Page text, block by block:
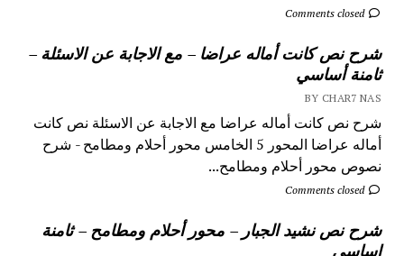
Comments closed
شرح نص كانت أماله عراضا – مع الاجابة عن الاسئلة –
ثامنة أساسي
BY CHAR7 NAS
شرح نص كانت أماله عراضا مع الاجابة عن الاسئلة نص كانت
أماله عراضا المحور 5 الخامس محور أحلام ومطامح - شرح
نصوص محور أحلام ومطامح...
Comments closed
شرح نص نشيد الجبار – محور أحلام ومطامح – ثامنة
اساسي